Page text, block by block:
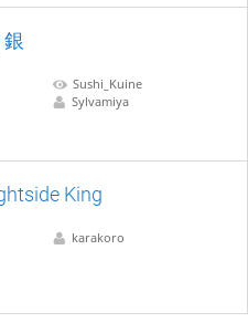
Sushi_Kuine
Sylvamiya
King
karakoro